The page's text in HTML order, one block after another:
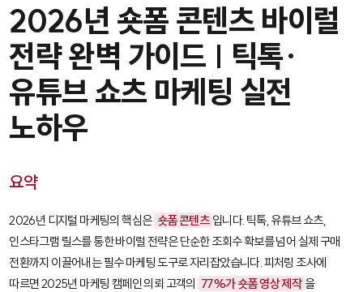
2026년 숏폼 콘텐츠 바이럴
전략 완벽 가이드 | 틱톡·
유튜브 쇼츠 마케팅 실전
노하우
요약
2026년 디지털 마케팅의 핵심은 숏폼 콘텐츠 입니다. 틱톡, 유튜브 쇼츠,
인스타그램 릴스를 통한 바이럴 전략은 단순한 조회수 확보를 넘어 실제 구매
전환까지 이끌어내는 필수 마케팅 도구로 자리잡았습니다. 피처링 조사에
따르면 2025년 마케팅 캠페인 의뢰 고객의 77%가 숏폼 영상 제작 을